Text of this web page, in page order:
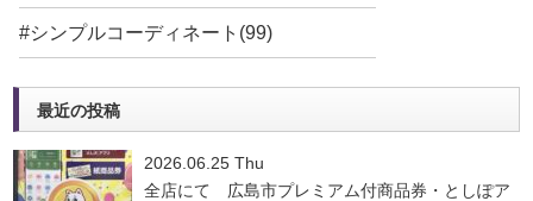
#シンプルコーディネート(99)
最近の投稿
2026.06.25 Thu
全店にて 広島市プレミアム付商品券・としぽア